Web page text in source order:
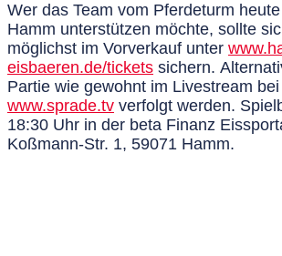
Wer das Team vom Pferdeturm
Hamm unterstützen möchte, sollte
möglichst im Vorverkauf unter
eisbaeren.de/tickets sichern.
Partie wie gewohnt im Livestream
www.sprade.tv verfolgt werden.
18:30 Uhr in der beta Finanz
Koßmann-Str. 1, 59071 Hamm.